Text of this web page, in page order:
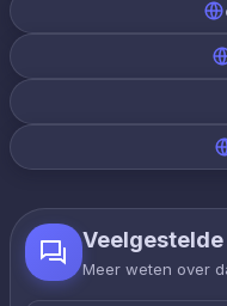
Meer weten over